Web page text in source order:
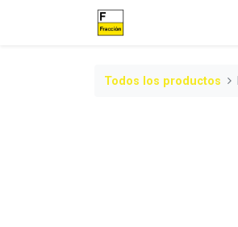
Todos los productos